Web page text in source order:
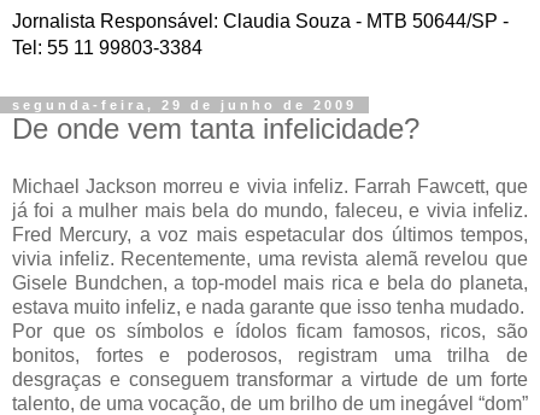
Jornalista Responsável: Claudia Souza - MTB 50644/SP -
Tel: 55 11 99803-3384
segunda-feira, 29 de junho de 2009
De onde vem tanta infelicidade?
Michael Jackson morreu e vivia infeliz. Farrah Fawcett, que
já foi a mulher mais bela do mundo, faleceu, e vivia infeliz.
Fred Mercury, a voz mais espetacular dos últimos tempos,
vivia infeliz. Recentemente, uma revista alemã revelou que
Gisele Bundchen, a top-model mais rica e bela do planeta,
estava muito infeliz, e nada garante que isso tenha mudado.
Por que os símbolos e ídolos ficam famosos, ricos, são
bonitos, fortes e poderosos, registram uma trilha de
desgraças e conseguem transformar a virtude de um forte
talento, de uma vocação, de um brilho de um inegável “dom”